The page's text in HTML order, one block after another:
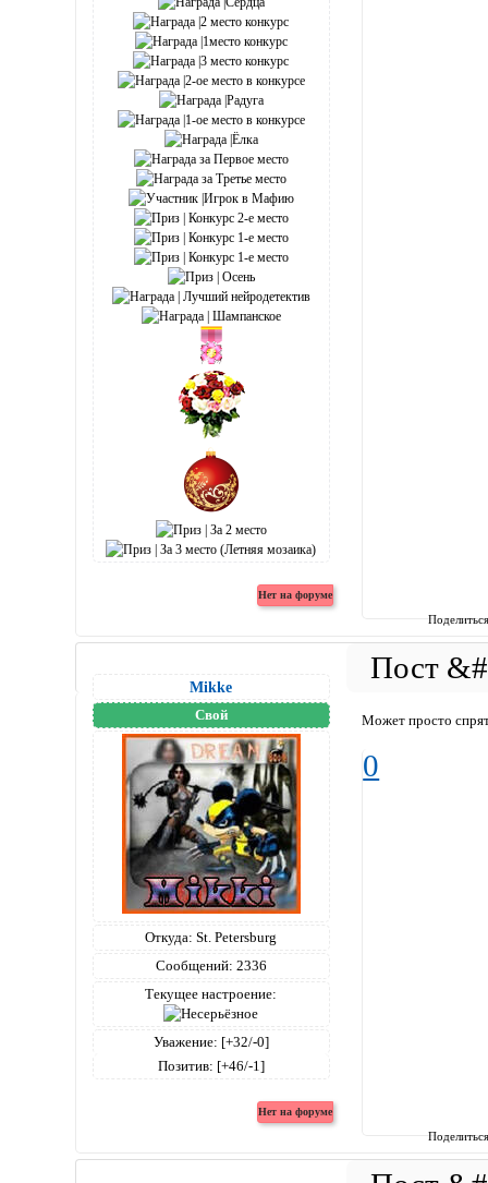
Mikke
Свой
Откуда: St. Petersburg
Сообщений: 2336
Текущее настроение:
Уважение: [+32/-0]
Позитив: [+46/-1]
Может просто
0